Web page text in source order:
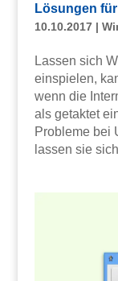
Lösungen
10.10.2017|
Lassen sich
einspielen,
wenn die
als getaktet
Probleme bei
lassen sie